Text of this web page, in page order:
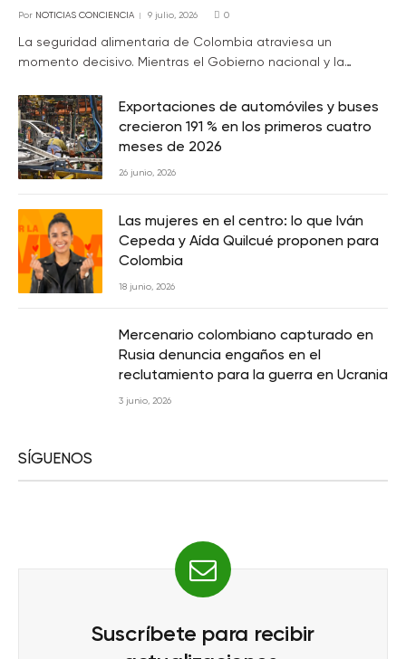
Por NOTICIAS CONCIENCIA 9 julio, 2026 0
La seguridad alimentaria de Colombia atraviesa un
momento decisivo. Mientras el Gobierno nacional y la…
Exportaciones de automóviles y buses
crecieron 191 % en los primeros cuatro
meses de 2026
26 junio, 2026
Las mujeres en el centro: lo que Iván
Cepeda y Aída Quilcué proponen para
Colombia
18 junio, 2026
Mercenario colombiano capturado en
Rusia denuncia engaños en el
reclutamiento para la guerra en Ucrania
3 junio, 2026
SÍGUENOS
Suscríbete para recibir